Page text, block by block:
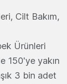
Cilt Bakım,
Ürünleri
150'ye yakın
3 bin adet